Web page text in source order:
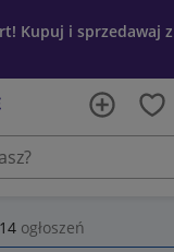
Kupuj i sprzedawaj z
14 ogłoszeń